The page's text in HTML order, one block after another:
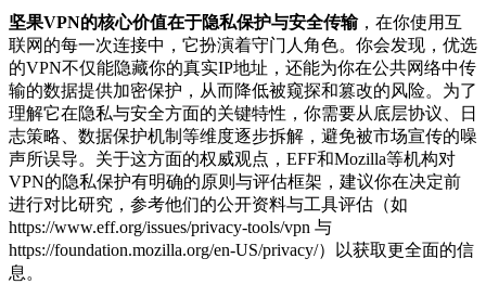
坚果VPN的核心价值在于隐私保护与安全传输，在你使用互
联网的每一次连接中，它扮演着守门人角色。你会发现，优选
的VPN不仅能隐藏你的真实IP地址，还能为你在公共网络中传
输的数据提供加密保护，从而降低被窥探和篡改的风险。为了
理解它在隐私与安全方面的关键特性，你需要从底层协议、日
志策略、数据保护机制等维度逐步拆解，避免被市场宣传的噪
声所误导。关于这方面的权威观点，EFF和Mozilla等机构对
VPN的隐私保护有明确的原则与评估框架，建议你在决定前
进行对比研究，参考他们的公开资料与工具评估（如
https://www.eff.org/issues/privacy-tools/vpn 与
https://foundation.mozilla.org/en-US/privacy/）以获取更全面的信
息。